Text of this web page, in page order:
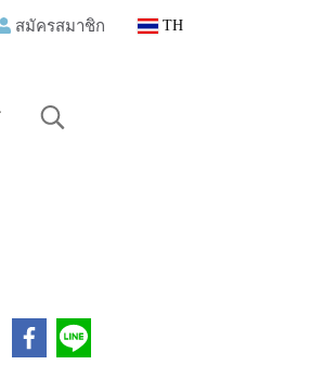
สมัครสมาชิก TH